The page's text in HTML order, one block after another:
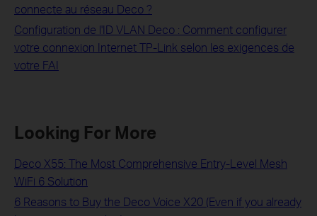
connecte au réseau Deco ?
Configuration de l'ID VLAN Deco : Comment configurer
votre connexion Internet TP-Link selon les exigences de
votre FAI
Looking For More
Deco X55: The Most Comprehensive Entry-Level Mesh
WiFi 6 Solution
6 Reasons to Buy the Deco Voice X20 (Even if you already